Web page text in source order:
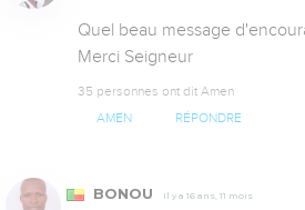
Quel beau message
Merci Seigneur
35 personnes ont dit Amen
AMEN RÉPONDRE
BONOU Il y a 16 ans, 11 mois